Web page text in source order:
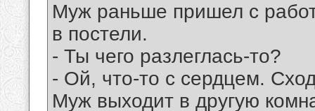
Муж раньше пришел с
в постели.
- Ты чего разлеглась-то?
- Ой, что-то с сердцем.
Муж выходит в другую